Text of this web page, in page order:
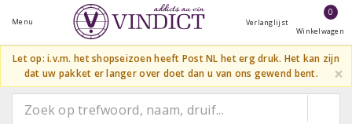
Menu Verlanglijst
0
Winkelwagen
Let op: i.v.m. het shopseizoen heeft Post NL het erg druk. Het kan zijn
dat uw pakket er langer over doet dan u van ons gewend bent.
×